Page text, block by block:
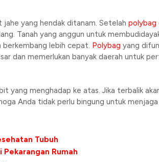
yang hendak ditanam. Setelah polybag
Tanah yang anggun untuk
lebih cepat. Polybag yang
dan memerlukan banyak daerah untuk
yang menghadap ke atas. Jika terbalik
Anda tidak perlu bingung untuk
Tubuh
Pekarangan Rumah